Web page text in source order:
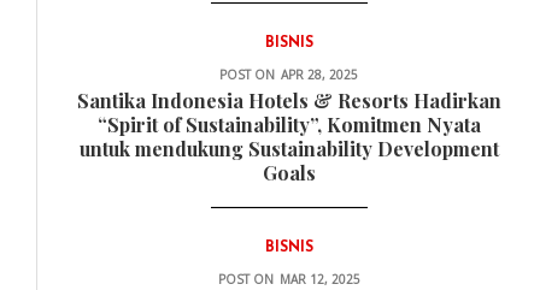
BISNIS
POST ON APR 28, 2025
Santika Indonesia Hotels & Resorts Hadirkan
“Spirit of Sustainability”, Komitmen Nyata
untuk mendukung Sustainability Development
Goals
BISNIS
POST ON MAR 12, 2025